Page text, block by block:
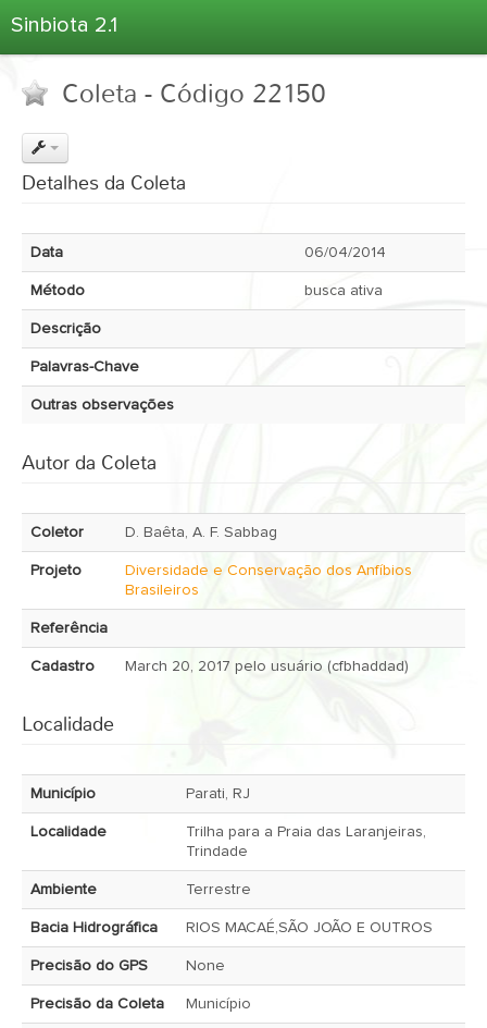
Sinbiota 2.1
Informações Ambientais
Coletas
Atlas 2.1
Estatísticas
Sobre o Sinbiota
Login
Coleta - Código 22150
Detalhes da Coleta
Data 06/04/2014
Método busca ativa
Descrição
Palavras-Chave
Outras observações
Autor da Coleta
Coletor D. Baêta, A. F. Sabbag
Projeto
Diversidade e Conservação dos Anfíbios
Brasileiros
Referência
Cadastro March 20, 2017 pelo usuário (cfbhaddad)
Localidade
Município Parati, RJ
Localidade
Trilha para a Praia das Laranjeiras,
Trindade
Ambiente Terrestre
Bacia Hidrográfica RIOS MACAÉ,SÃO JOÃO E OUTROS
Precisão do GPS None
Precisão da Coleta Município